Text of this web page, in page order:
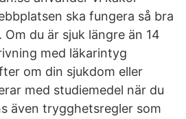
ska fungera så bra
du är sjuk längre än 14
med läkarintyg
om din sjukdom eller
med studiemedel när du
även trygghetsregler som